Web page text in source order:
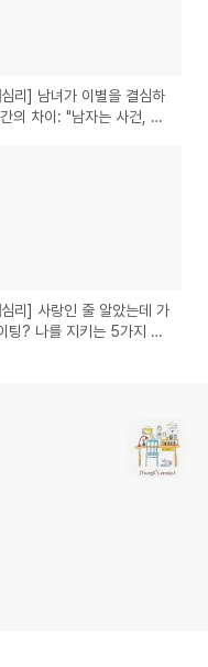
리] 남녀가 이별을 결심하
의 차이: "남자는 사건, 여
리] 사랑인 줄 알았는데 가
팅? 나를 지키는 5가지 신